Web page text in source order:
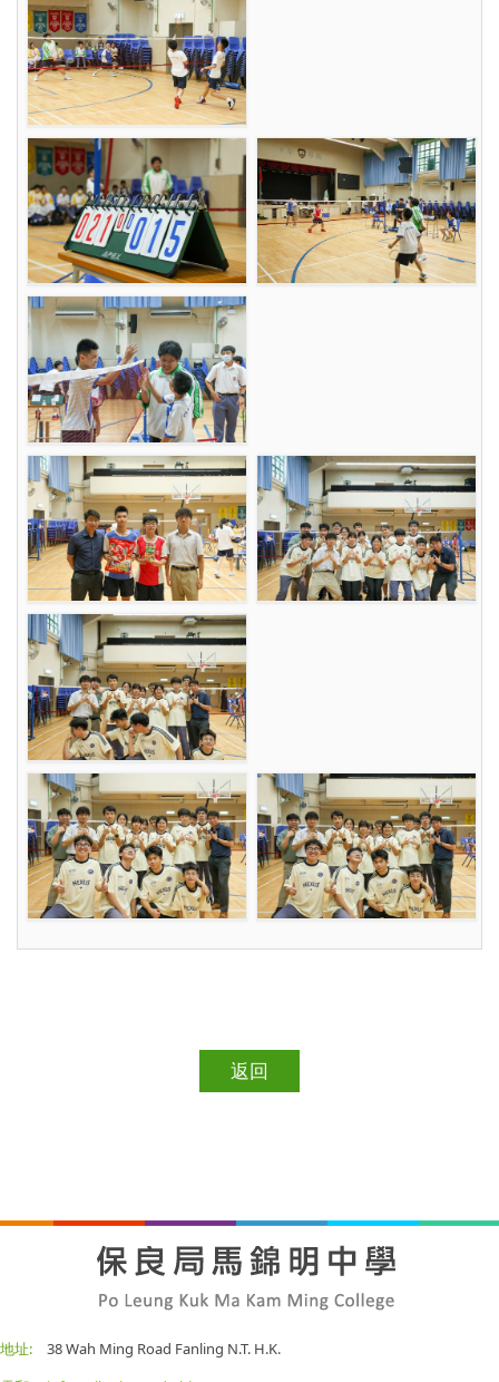
返回
地址:
38 Wah Ming Road Fanling N.T. H.K.